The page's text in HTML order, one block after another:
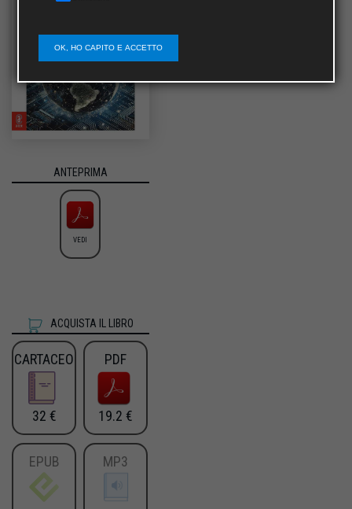
ANTEPRIMA
VEDI
ACQUISTA IL LIBRO
CARTACEO
32 €
PDF
19.2 €
EPUB MP3
OK, HO CAPITO E ACCETTO